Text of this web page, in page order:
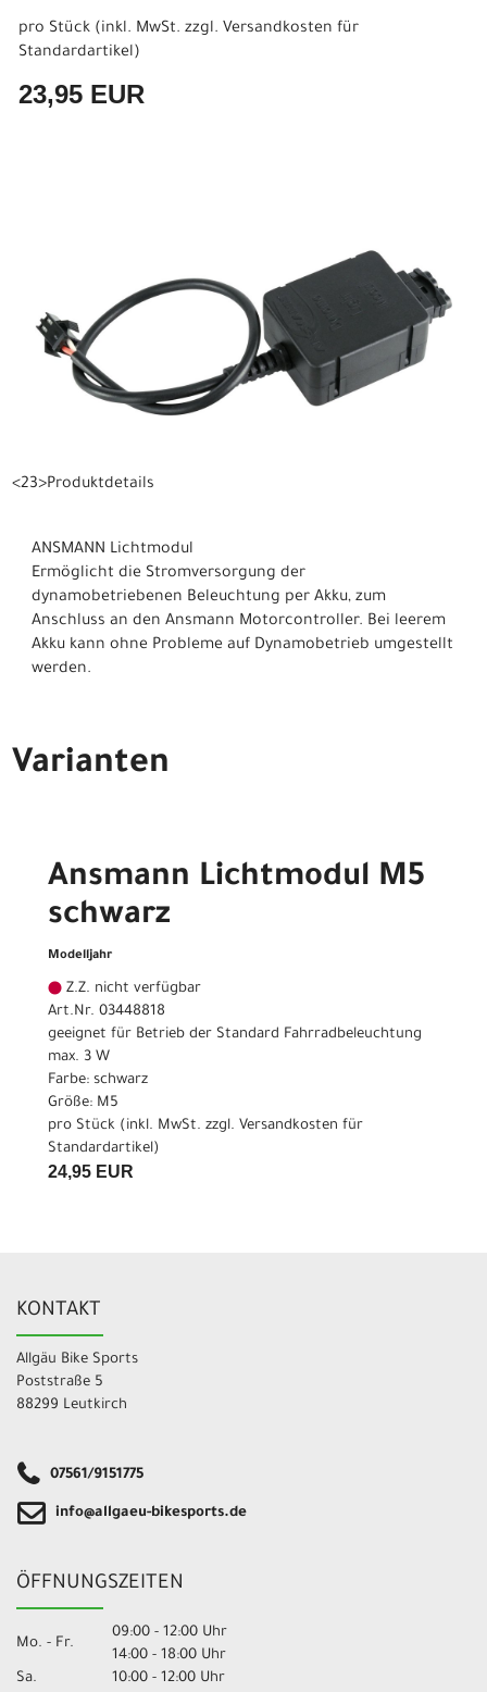
pro Stück (inkl. MwSt. zzgl. Versandkosten für
Standardartikel)
23,95 EUR
<23>Produktdetails
ANSMANN Lichtmodul
Ermöglicht die Stromversorgung der
dynamobetriebenen Beleuchtung per Akku, zum
Anschluss an den Ansmann Motorcontroller. Bei leerem
Akku kann ohne Probleme auf Dynamobetrieb umgestellt
werden.
Varianten
Ansmann Lichtmodul M5
schwarz
Modelljahr
Z.Z. nicht verfügbar
Art.Nr. 03448818
geeignet für Betrieb der Standard Fahrradbeleuchtung
max. 3 W
Farbe: schwarz
Größe: M5
pro Stück (inkl. MwSt. zzgl. Versandkosten für
Standardartikel)
24,95 EUR
KONTAKT
Allgäu Bike Sports
Poststraße 5
88299 Leutkirch
07561/9151775
info@allgaeu-bikesports.de
ÖFFNUNGSZEITEN
Mo. - Fr.
09:00 - 12:00 Uhr
14:00 - 18:00 Uhr
Sa.
10:00 - 12:00 Uhr